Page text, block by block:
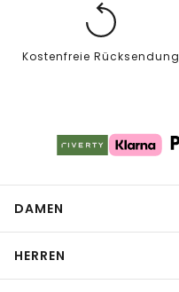
Kostenfreie Rücksendung
DAMEN
HERREN